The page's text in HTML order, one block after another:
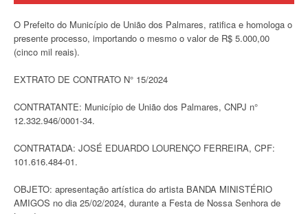
O Prefeito do Município de União dos Palmares, ratifica e homologa o
presente processo, importando o mesmo o valor de R$ 5.000,00
(cinco mil reais).
EXTRATO DE CONTRATO N° 15/2024
CONTRATANTE: Município de União dos Palmares, CNPJ n°
12.332.946/0001-34.
CONTRATADA: JOSÉ EDUARDO LOURENÇO FERREIRA, CPF:
101.616.484-01.
OBJETO: apresentação artística do artista BANDA MINISTÉRIO
AMIGOS no dia 25/02/2024, durante a Festa de Nossa Senhora de